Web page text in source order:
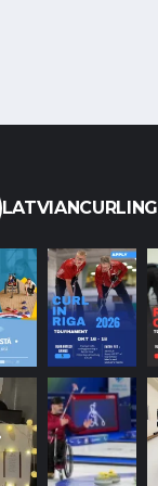
LATVIANCURLING